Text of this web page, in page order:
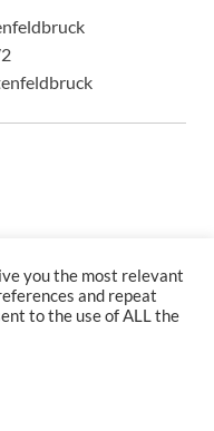
you the most relevant
and repeat
to the use of ALL the